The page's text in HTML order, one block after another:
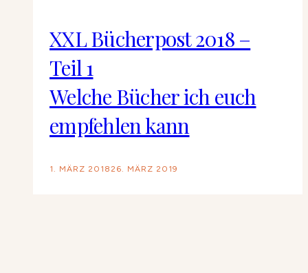
XXL Bücherpost 2018 –
Teil 1
Welche Bücher ich euch
empfehlen kann
1. MÄRZ 2018 26. MÄRZ 2019